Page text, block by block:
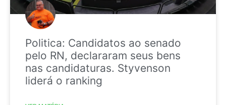
Politica: Candidatos ao senado
pelo RN, declararam seus bens
nas candidaturas. Styvenson
liderá o ranking